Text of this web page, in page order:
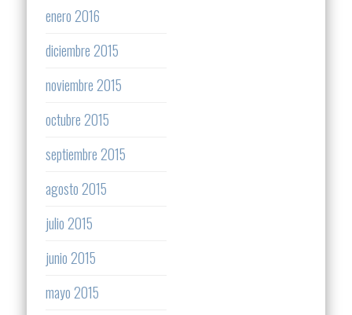
enero 2016
diciembre 2015
noviembre 2015
octubre 2015
septiembre 2015
agosto 2015
julio 2015
junio 2015
mayo 2015